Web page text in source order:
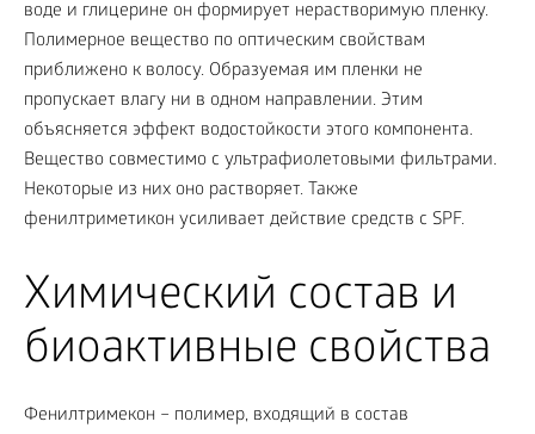
воде и глицерине он формирует нерастворимую пленку.
Полимерное вещество по оптическим свойствам
приближено к волосу. Образуемая им пленки не
пропускает влагу ни в одном направлении. Этим
объясняется эффект водостойкости этого компонента.
Вещество совместимо с ультрафиолетовыми фильтрами.
Некоторые из них оно растворяет. Также
фенилтриметикон усиливает действие средств с SPF.
Химический состав и
биоактивные свойства
Фенилтримекон – полимер, входящий в состав